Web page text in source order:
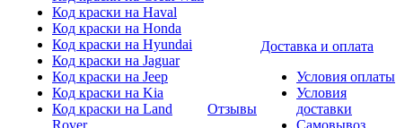
Код краски на Haval
Код краски на Honda
Код краски на Hyundai
Код краски на Jaguar
Код краски на Jeep
Код краски на Kia
Код краски на Land
Rover
Отзывы
Доставка и оплата
Условия оплаты
Условия
доставки
Самовывоз